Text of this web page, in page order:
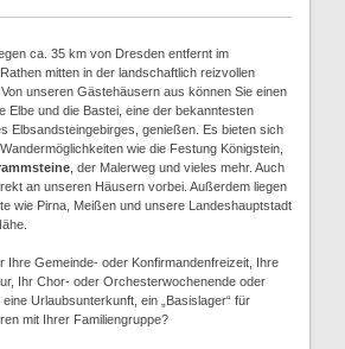
ca. 35 km von Dresden entfernt im
mitten in der landschaftlich reizvollen
unseren Gästehäusern aus können Sie einen
Elbe und die Bastei, eine der bekanntesten
Elbsandsteingebirges, genießen. Es bieten sich
wie die Festung Königstein,
, der Malerweg und vieles mehr. Auch
an unseren Häusern vorbei. Außerdem liegen
wie Pirna, Meißen und unsere Landeshauptstadt
Ihre Gemeinde- oder Konfirmandenfreizeit, Ihre
Ihr Chor- oder Orchesterwochenende oder
Urlaubsunterkunft, ein „Basislager“ für
mit Ihrer Familiengruppe?